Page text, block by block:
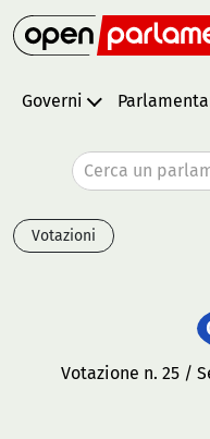
Governi
Cerca un
Votazioni
Votazione n. 25 /